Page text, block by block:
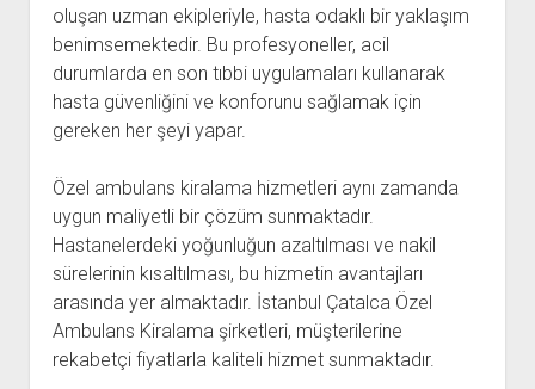
oluşan uzman ekipleriyle, hasta odaklı bir yaklaşım
benimsemektedir. Bu profesyoneller, acil
durumlarda en son tıbbi uygulamaları kullanarak
hasta güvenliğini ve konforunu sağlamak için
gereken her şeyi yapar.
Özel ambulans kiralama hizmetleri aynı zamanda
uygun maliyetli bir çözüm sunmaktadır.
Hastanelerdeki yoğunluğun azaltılması ve nakil
sürelerinin kısaltılması, bu hizmetin avantajları
arasında yer almaktadır. İstanbul Çatalca Özel
Ambulans Kiralama şirketleri, müşterilerine
rekabetçi fiyatlarla kaliteli hizmet sunmaktadır.